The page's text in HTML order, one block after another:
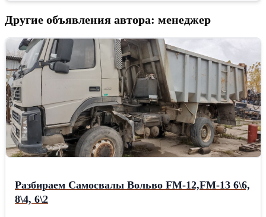
Другие объявления автора: менеджер
Разбираем Самосвалы Вольво FM-12,FМ-13 6\6,
8\4, 6\2